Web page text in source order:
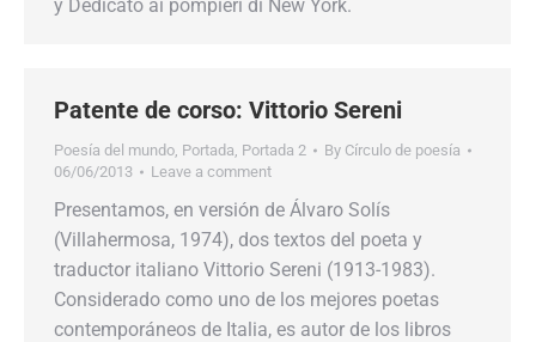
y Dedicato ai pompieri di New York.
Patente de corso: Vittorio Sereni
Poesía del mundo, Portada, Portada 2 By Círculo de poesía
06/06/2013
Leave a comment
Presentamos, en versión de Álvaro Solís
(Villahermosa, 1974), dos textos del poeta y
traductor italiano Vittorio Sereni (1913-1983).
Considerado como uno de los mejores poetas
contemporáneos de Italia, es autor de los libros